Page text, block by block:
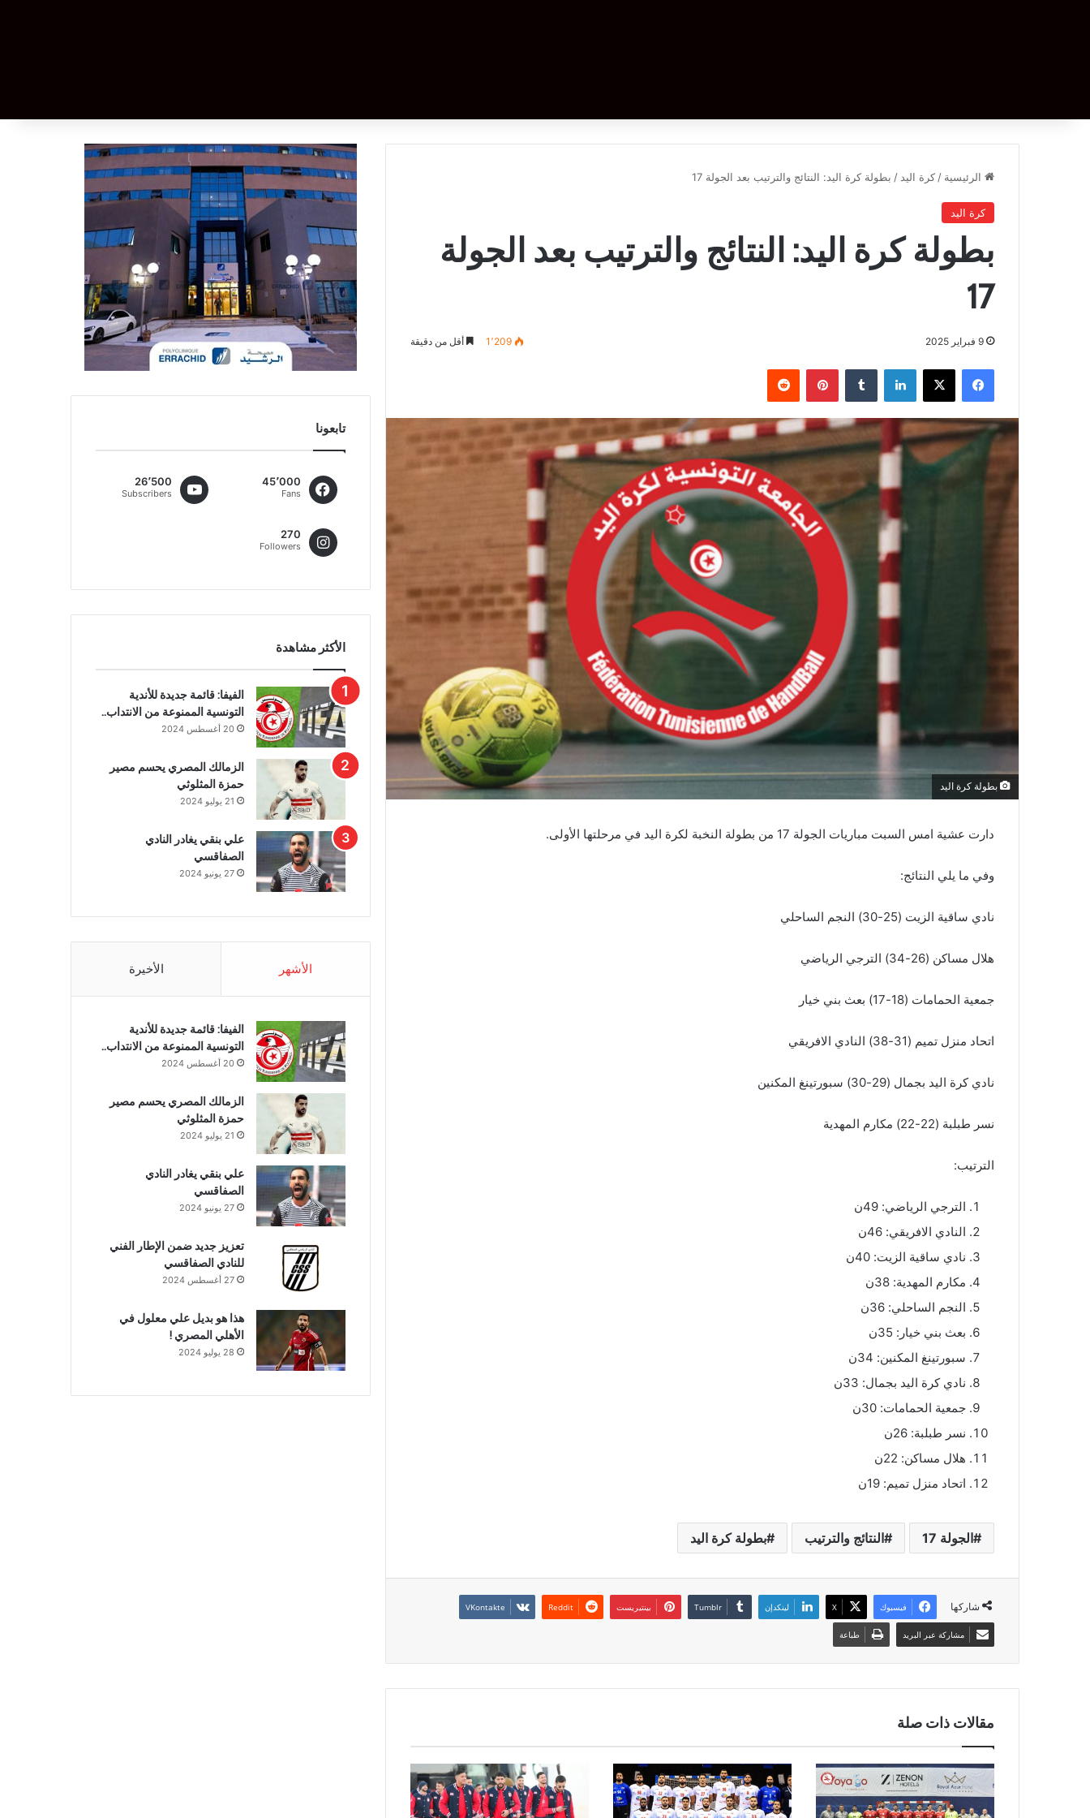
الرئيسية / كرة اليد / بطولة كرة اليد: النتائج والترتيب بعد الجولة 17
كرة اليد
بطولة كرة اليد: النتائج والترتيب بعد الجولة
17
9 فبراير 2025 1٬209 أقل من دقيقة
فيسبوك ‫X لينكدإن بينتيريست
بطولة كرة اليد
دارت عشية امس السبت مباريات الجولة 17 من بطولة النخبة لكرة اليد في مرحلتها الأولى.
وفي ما يلي النتائج:
نادي ساقية الزيت (25-30) النجم الساحلي
هلال مساكن (26-34) الترجي الرياضي
جمعية الحمامات (18-17) بعث بني خيار
اتحاد منزل تميم (31-38) النادي الافريقي
نادي كرة اليد بجمال (29-30) سبورتينغ المكنين
نسر طبلبة (22-22) مكارم المهدية
الترتيب:
الترجي الرياضي: 49ن
النادي الافريقي: 46ن
نادي ساقية الزيت: 40ن
مكارم المهدية: 38ن
النجم الساحلي: 36ن
بعث بني خيار: 35ن
سبورتينغ المكنين: 34ن
نادي كرة اليد بجمال: 33ن
جمعية الحمامات: 30ن
نسر طبلبة: 26ن
هلال مساكن: 22ن
اتحاد منزل تميم: 19ن
الجولة 17 النتائج والترتيب بطولة كرة اليد
شاركها فيسبوك ‫X لينكدإن بينتيريست
مشاركة عبر البريد طباعة
مقالات ذات صلة
تابعونا
45٬000
Fans
26٬500
Subscribers
270
Followers
الأكثر مشاهدة
الفيفا: قائمة جديدة للأندية
التونسية الممنوعة من الانتداب..
20 أغسطس 2024
الزمالك المصري يحسم مصير
حمزة المثلوثي
21 يوليو 2024
علي بنقي يغادر النادي
الصفاقسي
27 يونيو 2024
الأشهر الأخيرة
الفيفا: قائمة جديدة للأندية
التونسية الممنوعة من الانتداب..
20 أغسطس 2024
الزمالك المصري يحسم مصير
حمزة المثلوثي
21 يوليو 2024
علي بنقي يغادر النادي
الصفاقسي
27 يونيو 2024
تعزيز جديد ضمن الإطار الفني
للنادي الصفاقسي
27 أغسطس 2024
هذا هو بديل علي معلول في
الأهلي المصري !
28 يوليو 2024